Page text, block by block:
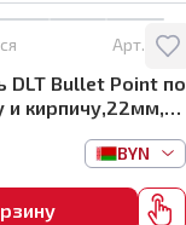
Арт.: 0116
DLT Bullet Point по
и кирпичу,22мм,
BYN